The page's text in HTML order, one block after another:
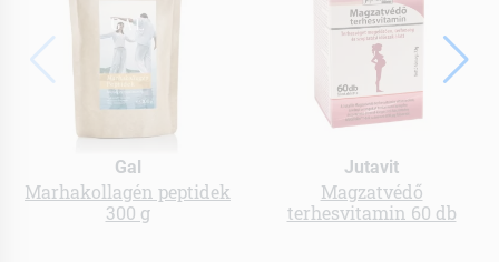
Gal
Marhakollagén peptidek
300 g
Jutavit
Magzatvédő
terhesvitamin 60 db